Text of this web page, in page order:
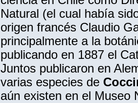
Natural (el cual había
origen francés Claudio
principalmente a la
publicando en 1887 el
Juntos publicaron en
varias especies de
aún existen en el Museo